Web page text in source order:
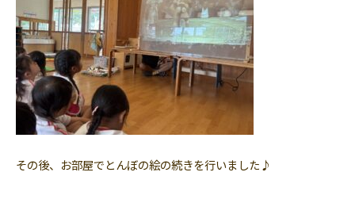
その後、お部屋でとんぼの絵の続きを行いました♪